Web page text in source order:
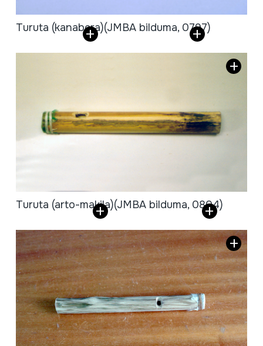
Turuta (kanabera)(JMBA bilduma, 0797)
Turuta (arto-makila)(JMBA bilduma, 0804)